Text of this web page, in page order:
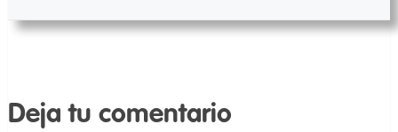
Deja tu comentario